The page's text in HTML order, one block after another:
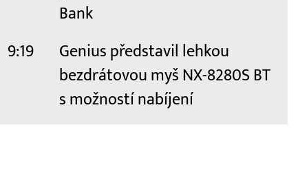
Bank
9:19
Genius představil lehkou
bezdrátovou myš NX-8280S BT
s možností nabíjení